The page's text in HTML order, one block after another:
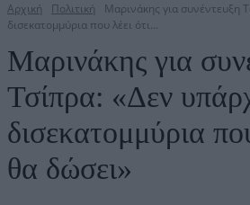
Αρχική Πολιτική
Μαρινάκης για συνέντευξη
δισεκατομμύρια που λέει ότι...
Μαρινάκης για
Τσίπρα: «Δεν
δισεκατομμύρια
θα δώσει»